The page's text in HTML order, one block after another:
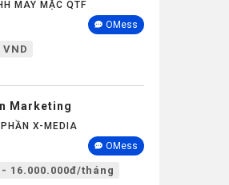
MAY MẶC QTF
OMess
Marketing
X-MEDIA
OMess
- 16.000.000đ/tháng